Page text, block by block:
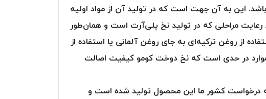
این به آن جهت است که در تولید آن از مواد اولیه
مراحلی که در تولید نخ پلی‌آرت است و همان‌طور
از روغن ترکیه‌ای به جای روغن آلمانی یا استفاده از
در حدی است که نخ دوخت کومو کیفیت اصالت
درخواست کشور ما این محصول تولید شده است و